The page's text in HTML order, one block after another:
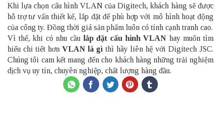
Khi lựa chọn cấu hình VLAN của Digitech, khách hàng sẽ được
hỗ trợ tư vấn thiết kế, lắp đặt để phù hợp với mô hình hoạt động
của công ty. Đồng thời giá sản phẩm luôn có tính cạnh tranh cao.
Vì thế, khi có nhu cầu lắp đặt cấu hình VLAN hay muốn tìm
hiểu chi tiết hơnVLAN là gì thì hãy liên hệ với Digitech JSC.
Chúng tôi cam kết mang đến cho khách hàng những trải nghiệm
dịch vụ uy tín, chuyên nghiệp, chất lượng hàng đầu.